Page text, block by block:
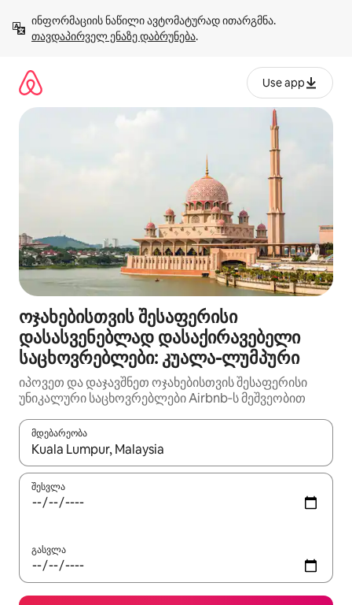
გადასვლა
თავდაპირველ ენაზე დაბრუნება.
Use app
ოჯახებისთვის შესაფერისი
დასასვენებლად დასაქირავებელი
საცხოვრებლები: კუალა-ლუმპური
იპოვეთ და დაჯავშნეთ ოჯახებისთვის შესაფერისი
უნიკალური საცხოვრებლები Airbnb‑ს მეშვეობით
მდებარეობა
როცა შედეგები ხელმისაწვდომი გახდება, ნავიგაციისთვის
შესვლა
გასვლა